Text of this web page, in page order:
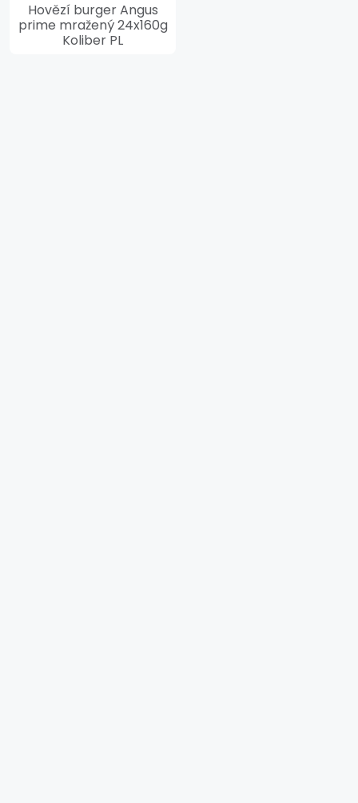
Hovězí burger Angus
prime mražený 24x160g
Koliber PL